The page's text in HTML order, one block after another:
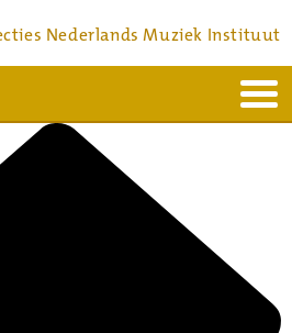
Nederlands Muziek Instituut